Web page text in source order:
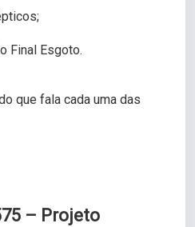
Final Esgoto.
que fala cada uma das
– Projeto